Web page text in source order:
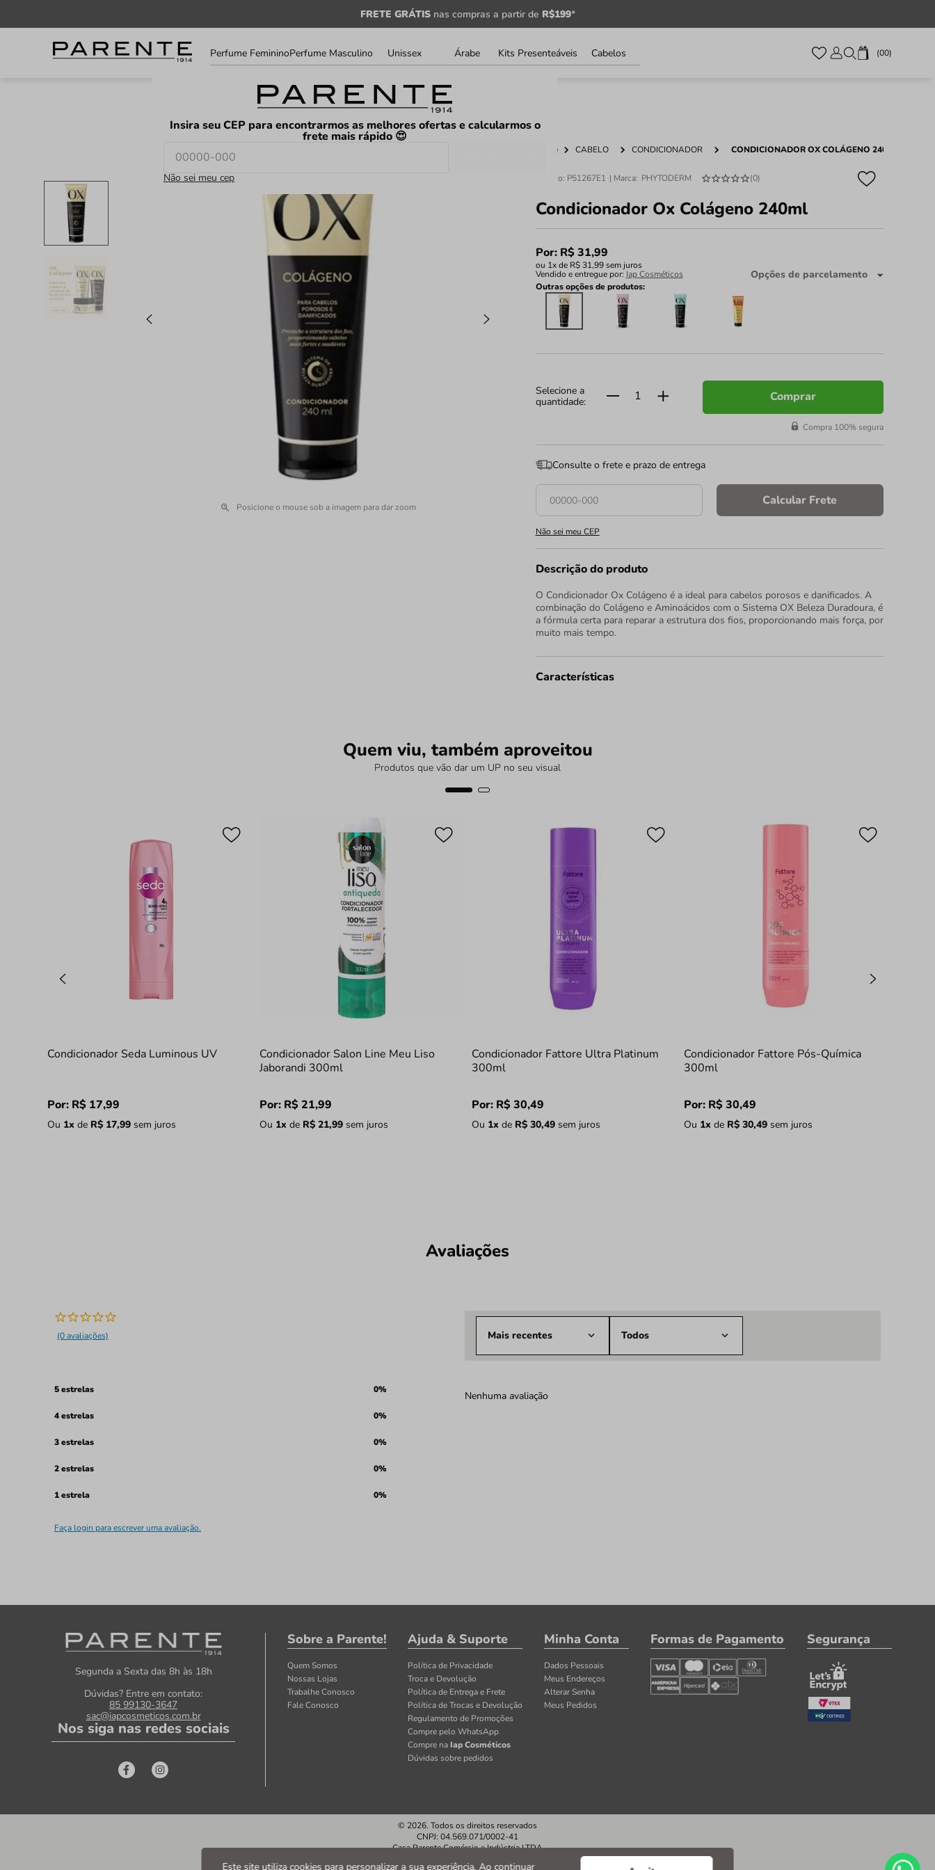
FRETE GRÁTISnas compras a partir de R$199*
LOJAS FAVORITOS
Informe
seu
CEP
Insira seu CEP para encontrarmos as melhores ofertas e calcularmos o
frete mais rápido 😍
Não sei meu cep
00
Perfume FemininoPerfume Masculino Unissex Árabe Kits Presenteáveis Cabelos
Este site utiliza cookies para personalizar a sua experiência. Ao continuar
Posicione o mouse sob a imagem para dar zoom
Home CABELO CONDICIONADOR CONDICIONADOR OX COLÁGENO 240ML
Código: P51267E1 PHYTODERM (0)
Condicionador Ox Colágeno 240ml
Por: R$31,99
ou 1x de R$ 31,99sem juros
Vendido e entregue por: Iap Cosméticos Opções de parcelamento
Outras opções de produtos:
Comprar
Compra 100% segura
Consulte o frete e prazo de entrega
Calcular Frete
Não sei meu CEP
Descrição do produto
O Condicionador Ox Colágeno é a ideal para cabelos porosos e danificados. A
combinação do Colágeno e Aminoácidos com o Sistema OX Beleza Duradoura, é
a fórmula certa para reparar a estrutura dos fios, proporcionando mais força, por
muito mais tempo.
Características
Quem viu, também aproveitou
Produtos que vão dar um UP no seu visual
Condicionador Seda Luminous UV
Por: R$ 17,99
Ou 1x de R$ 17,99sem juros
Condicionador Salon Line Meu Liso
Jaborandi 300ml
Por: R$ 21,99
Ou 1x de R$ 21,99sem juros
Condicionador Fattore Ultra Platinum
300ml
Por: R$ 30,49
Ou 1x de R$ 30,49sem juros
Condicionador Fattore Pós-Química
300ml
Por: R$ 30,49
Ou 1x de R$ 30,49sem juros
Avaliações
(0 avaliações)
5 estrelas 0%
4 estrelas 0%
3 estrelas 0%
2 estrelas 0%
1 estrela 0%
Faça login para escrever uma avaliação.
Mais recentes Todos
Nenhuma avaliação
Segunda a Sexta das 8h às 18h
Dúvidas? Entre em contato:
85 99130-3647
sac@iapcosmeticos.com.br
Nos siga nas redes sociais
Sobre a Parente!
Quem Somos
Nossas Lojas
Trabalhe Conosco
Fale Conosco
Ajuda & Suporte
Política de Privacidade
Troca e Devolução
Política de Entrega e Frete
Política de Trocas e Devolução
Regulamento de Promoções
Compre pelo WhatsApp
Compre na Iap Cosméticos
Dúvidas sobre pedidos
Minha Conta
Dados Pessoais
Meus Endereços
Alterar Senha
Meus Pedidos
Formas de Pagamento Segurança
© 2026. Todos os direitos reservados
CNPJ: 04.569.071/0002-41
Casa Parente Comércio e Indústria LTDA